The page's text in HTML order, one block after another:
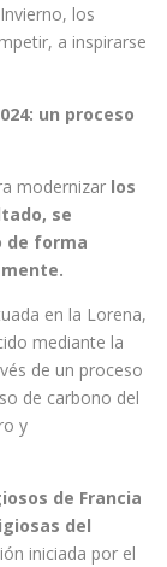
los
a inspirarse
un proceso
modernizar los
se
de forma
en la Lorena,
mediante la
de un proceso
de carbono del
y
de Francia
del
iniciada por el